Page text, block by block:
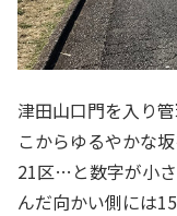
津田山口門を入り
こからゆるやかな
21区…と数字が小
んだ向かい側には